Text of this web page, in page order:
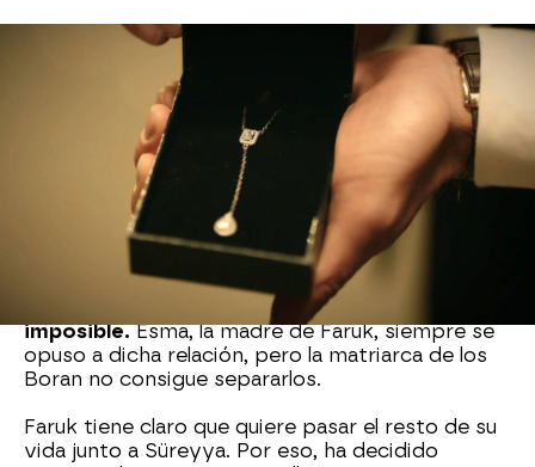
Süreyya y Faruk (La novia de
Estambul)
Süreyya y Faruk de La novia de Estambul es un
claro ejemplo de que, cuando se ama, nada es
imposible.Esma, la madre de Faruk, siempre se
opuso a dicha relación, pero la matriarca de los
Boran no consigue separarlos.
Faruk tiene claro que quiere pasar el resto de su
vida junto a Süreyya. Por eso, ha decidido